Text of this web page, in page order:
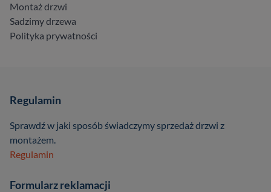
Montaż drzwi
Sadzimy drzewa
Polityka prywatności
Regulamin
Sprawdź w jaki sposób świadczymy sprzedaż drzwi z
montażem.
Regulamin
Formularz reklamacji